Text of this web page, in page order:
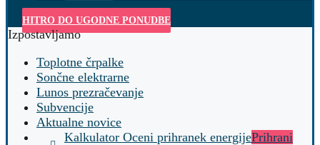
HITRO DO UGODNE PONUDBE
Izpostavljamo
Toplotne črpalke
Sončne elektrarne
Lunos prezračevanje
Subvencije
Aktualne novice
Kalkulator Oceni prihranek energijePrihrani